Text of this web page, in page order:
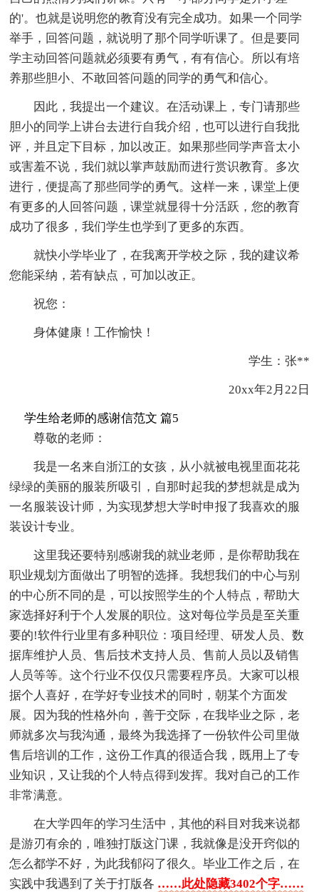
的'。也就是说明您的教育没有完全成功。如果一个同学
举手，回答问题，就说明了那个同学听课了。但是要同
学主动回答问题就必须要有勇气，有有信心。所以有培
养那些胆小、不敢回答问题的同学的勇气和信心。
因此，我提出一个建议。在活动课上，专门请那些
胆小的同学上讲台去进行自我介绍，也可以进行自我批
评，并且定下目标，加以改正。如果那些同学声音太小
或害羞不说，我们就以掌声鼓励而进行赏识教育。多次
进行，便提高了那些同学的勇气。这样一来，课堂上便
有更多的人回答问题，课堂就显得十分活跃，您的教育
成功了很多，我们学生也学到了更多的东西。
就快小学毕业了，在我离开学校之际，我的建议希
您能采纳，若有缺点，可加以改正。
祝您：
身体健康！工作愉快！
学生：张**
20xx年2月22日
学生给老师的感谢信范文 篇5
尊敬的老师：
我是一名来自浙江的女孩，从小就被电视里面花花
绿绿的美丽的服装所吸引，自那时起我的梦想就是成为
一名服装设计师，为实现梦想大学时申报了我喜欢的服
装设计专业。
这里我还要特别感谢我的就业老师，是你帮助我在
职业规划方面做出了明智的选择。我想我们的中心与别
的中心所不同的是，可以按照学生的个人特点，帮助大
家选择好利于个人发展的职位。这对每位学员是至关重
要的!软件行业里有多种职位：项目经理、研发人员、数
据库维护人员、售后技术支持人员、售前人员以及销售
人员等等。这个行业不仅仅只需要程序员。大家可以根
据个人喜好，在学好专业技术的同时，朝某个方面发
展。因为我的性格外向，善于交际，在我毕业之际，老
师就多次与我沟通，最终为我选择了一份软件公司里做
售后培训的工作，这份工作真的很适合我，既用上了专
业知识，又让我的个人特点得到发挥。我对自己的工作
非常满意。
在大学四年的学习生活中，其他的科目对我来说都
是游刃有余的，唯独打版这门课，我就像是没开窍似的
怎么都学不好，为此我郁闷了很久。毕业工作之后，在
实践中我遇到了关于打版各 ……此处隐藏3402个字……